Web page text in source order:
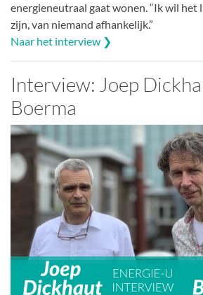
energieneutraal gaat wonen. “Ik wil het
zijn, van niemand afhankelijk.”
Naar het interview ❯
Interview: Joep
Boerma